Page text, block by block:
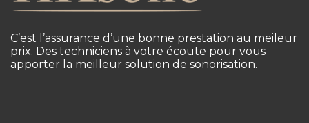
C’est l’assurance d’une bonne prestation au meileur
prix. Des techniciens à votre écoute pour vous
apporter la meilleur solution de sonorisation.